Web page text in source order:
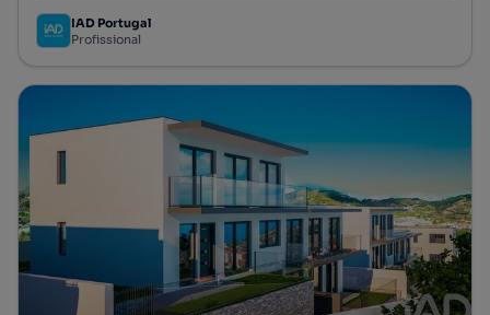
IAD Portugal
Profissional